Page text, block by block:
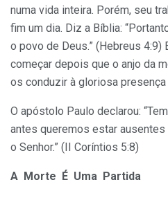
numa vida inteira. Porém, seu
fim um dia. Diz a Bíblia:
o povo de Deus.” (Hebreus
começar depois que o anjo da
os conduzir à gloriosa presença
O apóstolo Paulo declarou:
antes queremos estar
o Senhor.” (II Coríntios 5:8)
A Morte É Uma Partida